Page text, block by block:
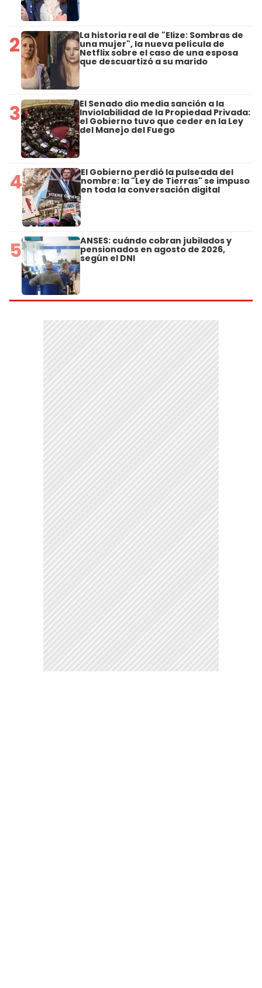
2 La historia real de "Elize: Sombras de
una mujer", la nueva película de
Netflix sobre el caso de una esposa
que descuartizó a su marido
3 El Senado dio media sanción a la
Inviolabilidad de la Propiedad Privada:
el Gobierno tuvo que ceder en la Ley
del Manejo del Fuego
4 El Gobierno perdió la pulseada del
nombre: la "Ley de Tierras" se impuso
en toda la conversación digital
5 ANSES: cuándo cobran jubilados y
pensionados en agosto de 2026,
según el DNI